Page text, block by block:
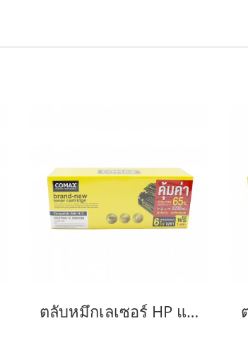
ตลับหมึกเลเซอร์ HP และ Canon รุ่น CE278A Canon 126/128/726/728/326/328 JUMBO